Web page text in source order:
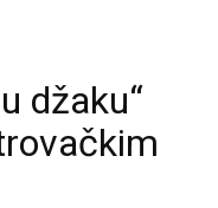
džaku“